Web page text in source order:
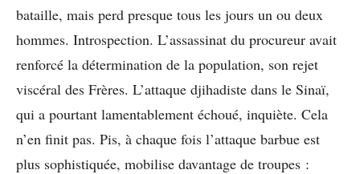
bataille, mais perd presque tous les jours un ou deux
hommes. Introspection. L’assassinat du procureur avait
renforcé la détermination de la population, son rejet
viscéral des Frères. L’attaque djihadiste dans le Sinaï,
qui a pourtant lamentablement échoué, inquiète. Cela
n’en finit pas. Pis, à chaque fois l’attaque barbue est
plus sophistiquée, mobilise davantage de troupes :